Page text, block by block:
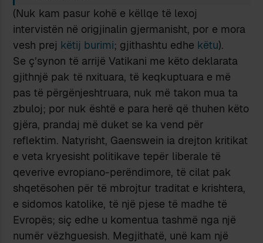
(Nuk kam pasur kohë e këllqe të lexoj
intervistën në origjinalin gjermanisht, por e mora
vesh prej këtij burimi; gjithashtu edhe këtu).
Se ç’synon të arrijë Vatikani me këto deklarata
gjithnjë pak të nxituara, të keqkuptuara e më
pas të përgënjeshtruara, nuk më takon mua ta
zbuloj; por nuk është e para herë që thuhen këto
gjëra, prandaj më duket se ka vend për
reflektim. Natyrisht, Gaenswein ia drejton kritikat
e veta kryesisht politikave tepër liberale të
qeverive evropiano-perëndimore, të cilat pak
shqetësohen për të mbrojtur traditat e krishtera,
e sidomos katolike, të një pjese të madhe të
Evropës; siç edhe u komentua tashmë nga një
numër vëzhguesish. Megjithatë, unë kam një